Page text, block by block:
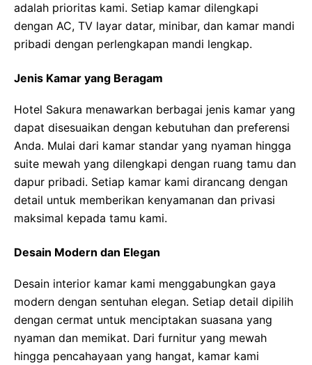
adalah prioritas kami. Setiap kamar dilengkapi
dengan AC, TV layar datar, minibar, dan kamar mandi
pribadi dengan perlengkapan mandi lengkap.
Jenis Kamar yang Beragam
Hotel Sakura menawarkan berbagai jenis kamar yang
dapat disesuaikan dengan kebutuhan dan preferensi
Anda. Mulai dari kamar standar yang nyaman hingga
suite mewah yang dilengkapi dengan ruang tamu dan
dapur pribadi. Setiap kamar kami dirancang dengan
detail untuk memberikan kenyamanan dan privasi
maksimal kepada tamu kami.
Desain Modern dan Elegan
Desain interior kamar kami menggabungkan gaya
modern dengan sentuhan elegan. Setiap detail dipilih
dengan cermat untuk menciptakan suasana yang
nyaman dan memikat. Dari furnitur yang mewah
hingga pencahayaan yang hangat, kamar kami